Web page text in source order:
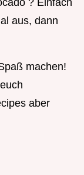
? Einfach
aus, dann
machen!
aber